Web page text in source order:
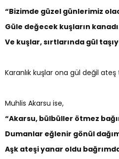
“Bizimde güzel günlerimiz
Güle değecek kuşların
Ve kuşlar, sırtlarında gül
Karanlık kuşlar ona gül değil ateş
Muhlis Akarsu ise,
“Akarsu, bülbüller ötmez
Dumanlar eğlenir gönül
Aşk ateşi yanar oldu